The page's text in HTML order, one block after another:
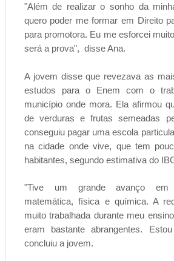
"Além de realizar o sonho da
quero poder me formar em Direito
para promotora. Eu me esforcei
será a prova", disse Ana.
A jovem disse que revezava as
estudos para o Enem com o
município onde mora. Ela afirmou
de verduras e frutas semeadas
conseguiu pagar uma escola
na cidade onde vive, que tem
habitantes, segundo estimativa do
"Tive um grande avanço em
matemática, física e química. A
muito trabalhada durante meu
eram bastante abrangentes.
concluiu a jovem.